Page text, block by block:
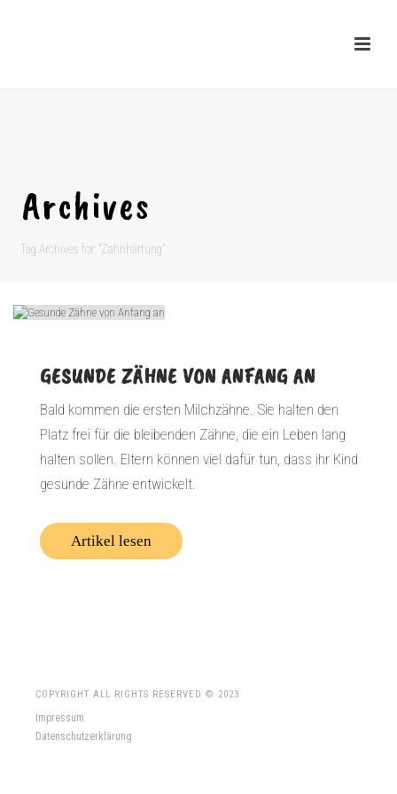
Archives
Tag Archives for: "Zahnhärtung"
GESUNDE ZÄHNE VON ANFANG AN
Bald kommen die ersten Milchzähne. Sie halten den
Platz frei für die bleibenden Zähne, die ein Leben lang
halten sollen. Eltern können viel dafür tun, dass ihr Kind
gesunde Zähne entwickelt.
Artikel lesen
COPYRIGHT ALL RIGHTS RESERVED © 2023
Impressum
Datenschutzerklärung